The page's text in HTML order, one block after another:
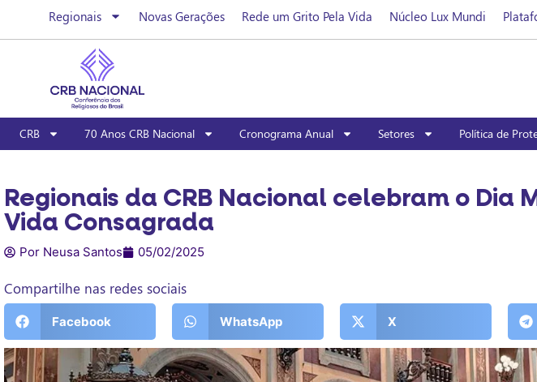
Regionais Novas Gerações Rede um Grito Pela Vida Núcleo Lux Mundi
CRB 70 Anos CRB Nacional Cronograma Anual Setores Política de
Regionais da CRB Nacional celebram o Dia
Vida Consagrada
Por Neusa Santos 05/02/2025
Compartilhe nas redes sociais
Facebook WhatsApp X